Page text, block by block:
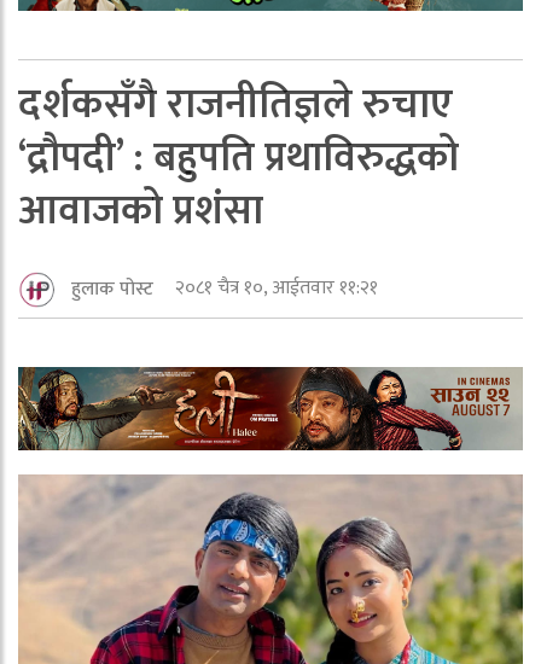
दर्शकसँगै राजनीतिज्ञले रुचाए
‘द्रौपदी’ : बहुपति प्रथाविरुद्धको
आवाजको प्रशंसा
हुलाक पोस्ट २०८१ चैत्र १०, आईतवार ११:२१